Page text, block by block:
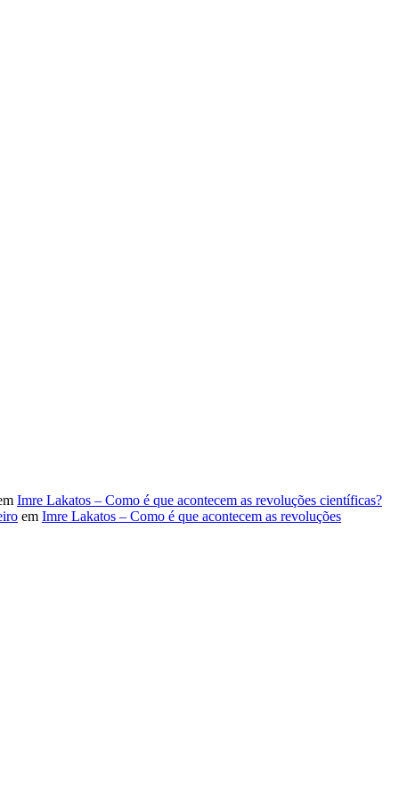
Imre Lakatos – Como é que acontecem as revoluções científicas?
em Imre Lakatos – Como é que acontecem as revoluções